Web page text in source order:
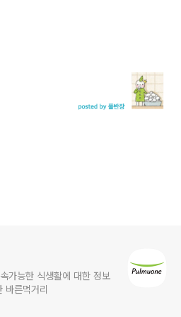
가능한 식생활에 대한 정보
바른먹거리